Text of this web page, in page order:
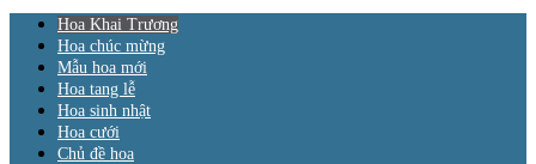
Hoa Khai Trương
Hoa chúc mừng
Mẫu hoa mới
Hoa tang lễ
Hoa sinh nhật
Hoa cưới
Chủ đề hoa